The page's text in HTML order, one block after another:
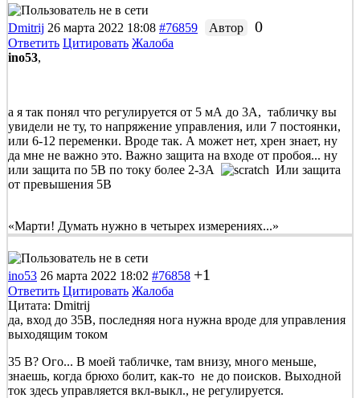
Dmitrij 26 марта 2022 18:08 #76859 Автор 0
Ответить Цитировать Жалоба
ino53,
а я так понял что регулируется от 5 мА до 3А, табличку вы
увидели не ту, то напряжение управления, или 7 постоянки,
или 6-12 переменки. Вроде так. А может нет, хрен знает, ну
да мне не важно это. Важно защита на входе от пробоя... ну
или защита по 5В по току более 2-3А
Или защита
от превышения 5В
«Марти! Думать нужно в четырех измерениях...»
ino53 26 марта 2022 18:02 #76858 +1
Ответить Цитировать Жалоба
Цитата: Dmitrij
да, вход до 35В, последняя нога нужна вроде для управления
выходящим током
35 В? Ого... В моей табличке, там внизу, много меньше,
знаешь, когда брюхо болит, как-то не до поисков. Выходной
ток здесь управляется вкл-выкл., не регулируется.